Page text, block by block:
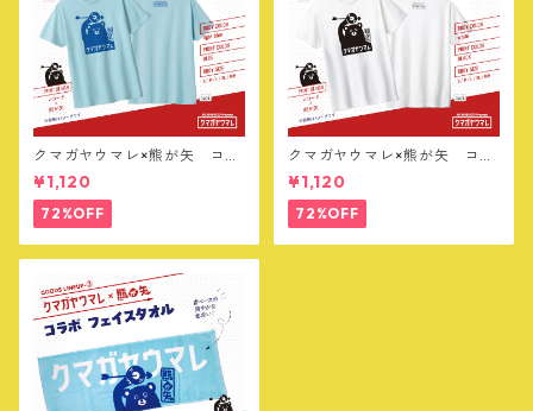
クマガヤウマレ×熊が矢 コラ
ボTシャツ【ライトブルー】
¥1,120
72%OFF
クマガヤウマレ×熊が矢 コラ
ボTシャツ【ホワイト】
¥1,120
72%OFF